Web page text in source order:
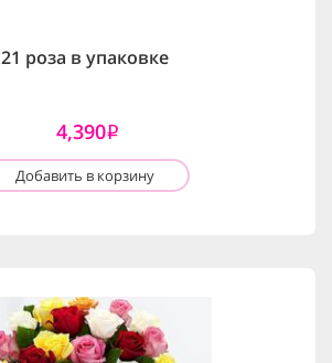
21 роза в упаковке
4,390i
Добавить в корзину